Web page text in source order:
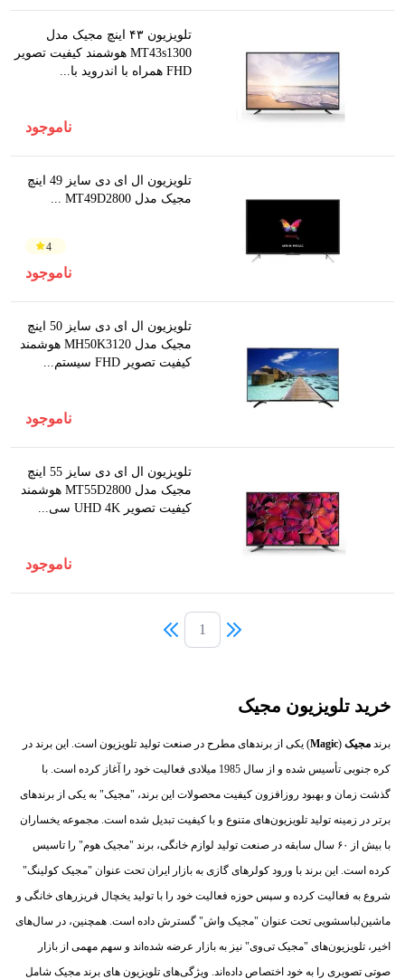
تلویزیون ۴۳ اینچ مجیک مدل
MT43s1300 هوشمند کیفیت تصویر
FHD همراه با اندروید با...
ناموجود
تلویزیون ال ای دی سایز 49 اینچ
مجیک مدل MT49D2800 ...
4
ناموجود
تلویزیون ال ای دی سایز 50 اینچ
مجیک مدل MH50K3120 هوشمند
کیفیت تصویر FHD سیستم...
ناموجود
تلویزیون ال ای دی سایز 55 اینچ
مجیک مدل MT55D2800 هوشمند
کیفیت تصویر UHD 4K سی...
ناموجود
1
خرید تلویزیون مجیک
برند مجیک (
Magic) یکی از برندهای مطرح در صنعت تولید تلویزیون است. این برند در
کره جنوبی تأسیس شده و از سال 1985 میلادی فعالیت خود را آغاز کرده است. با
گذشت زمان و بهبود روزافزون کیفیت محصولات این برند، "مجیک" به یکی از برندهای
برتر در زمینه تولید تلویزیون‌های متنوع و با کیفیت تبدیل شده است. مجموعه یخساران
با بیش از ۶۰ سال سابقه در صنعت تولید لوازم خانگی، برند "مجیک هوم" را تاسیس
کرده است. این برند با ورود کولرهای گازی به بازار ایران تحت عنوان "مجیک کولینگ"
شروع به فعالیت کرده و سپس حوزه فعالیت خود را با تولید یخچال فریزرهای خانگی و
ماشین‌لباسشویی تحت عنوان "مجیک واش" گسترش داده است. همچنین، در سال‌های
اخیر، تلویزیون‌های "مجیک تی‌وی" نیز به بازار عرضه شده‌اند و سهم مهمی از بازار
صوتی تصویری را به خود اختصاص داده‌اند. ویژگی‌های تلویزیون های برند مجیک شامل